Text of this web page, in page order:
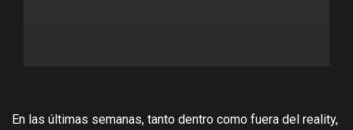
En las últimas semanas, tanto dentro como fuera del reality,